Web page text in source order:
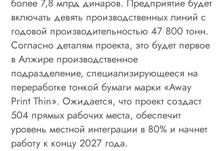
более 7,8 млрд динаров. Предприятие будет
включать девять производственных линий с
годовой производительностью 47 800 тонн.
Согласно деталям проекта, это будет первое
в Алжире производственное
подразделение, специализирующееся на
переработке тонкой бумаги марки «Away
Print Thin». Ожидается, что проект создаст
504 прямых рабочих места, обеспечит
уровень местной интеграции в 80% и начнет
работу к концу 2027 года.